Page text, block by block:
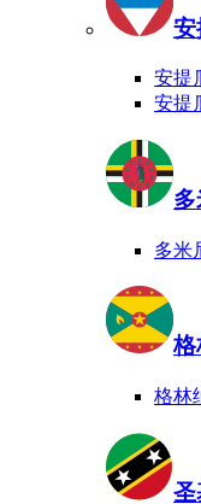
安
安提
安提
多米
格
格林
圣